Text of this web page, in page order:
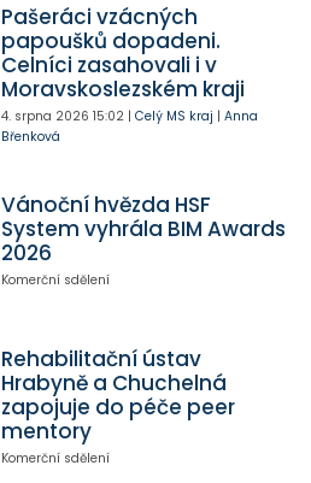
Pašeráci vzácných
papoušků dopadeni.
Celníci zasahovali i v
Moravskoslezském kraji
4. srpna 2026 15:02| Celý MS kraj | Anna
Břenková
Vánoční hvězda HSF
System vyhrála BIM Awards
2026
Komerční sdělení
Rehabilitační ústav
Hrabyně a Chuchelná
zapojuje do péče peer
mentory
Komerční sdělení